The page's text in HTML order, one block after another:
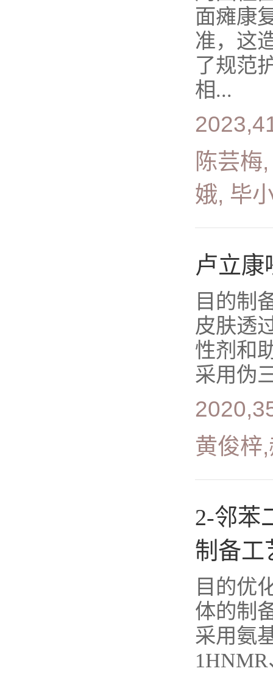
面瘫康
准，这
了规范
相...
陈芸梅
娥, 毕
卢立康
目的制
皮肤透
性剂和
采用伪
黄俊梓
2-邻苯
制备工
目的优
体的制
采用氨